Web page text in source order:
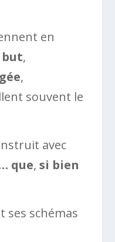
en
but,
,
souvent le
avec
que,si bien
ses schémas